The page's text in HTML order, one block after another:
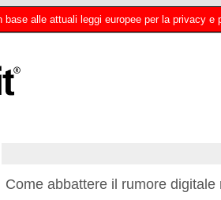
alle attuali leggi europee per la privacy
Come abbattere il rumore